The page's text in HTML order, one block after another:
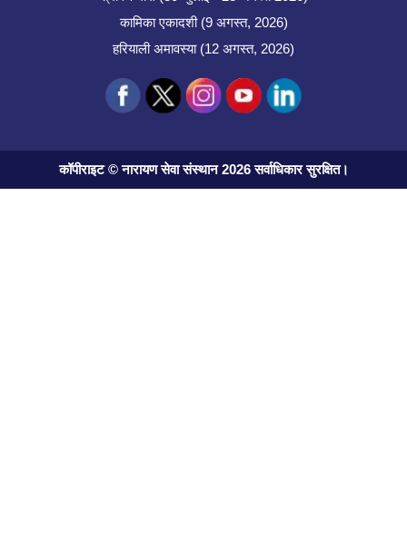
कामिका एकादशी (9 अगस्त, 2026)
हरियाली अमावस्या (12 अगस्त, 2026)
कॉपीराइट © नारायण सेवा संस्थान 2026 सर्वाधिकार सुरक्षित।